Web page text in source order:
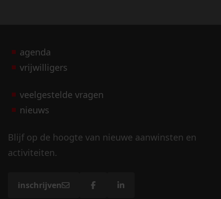
agenda
vrijwilligers
veelgestelde vragen
nieuws
Blijf op de hoogte van nieuwe aanwinsten en
activiteiten.
inschrijven